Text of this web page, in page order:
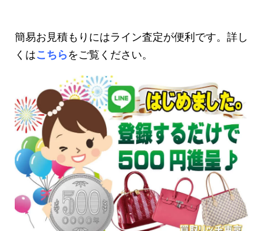
簡易お見積もりにはライン査定が便利です。詳し
くはこちらをご覧ください。